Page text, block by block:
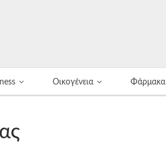
Οικογένεια Φάρμακα